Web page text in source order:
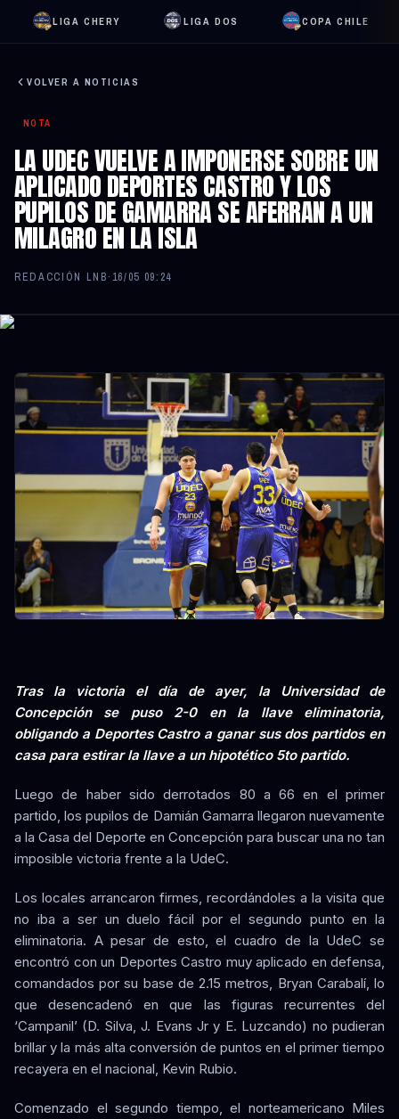
LIGA CHERY LIGA DOS COPA CHILE
VOLVER A NOTICIAS
NOTA
LA UDEC VUELVE A IMPONERSE SOBRE UN
APLICADO DEPORTES CASTRO Y LOS
PUPILOS DE GAMARRA SE AFERRAN A UN
MILAGRO EN LA ISLA
REDACCIÓN LNB· 16/05 09:24
Tras la victoria el día de ayer, la Universidad de
Concepción se puso 2-0 en la llave eliminatoria,
obligando a Deportes Castro a ganar sus dos partidos en
casa para estirar la llave a un hipotético 5to partido.
Luego de haber sido derrotados 80 a 66 en el primer
partido, los pupilos de Damián Gamarra llegaron nuevamente
a la Casa del Deporte en Concepción para buscar una no tan
imposible victoria frente a la UdeC.
Los locales arrancaron firmes, recordándoles a la visita que
no iba a ser un duelo fácil por el segundo punto en la
eliminatoria. A pesar de esto, el cuadro de la UdeC se
encontró con un Deportes Castro muy aplicado en defensa,
comandados por su base de 2.15 metros, Bryan Carabalí, lo
que desencadenó en que las figuras recurrentes del
‘Campanil’ (D. Silva, J. Evans Jr y E. Luzcando) no pudieran
brillar y la más alta conversión de puntos en el primer tiempo
recayera en el nacional, Kevin Rubio.
Comenzado el segundo tiempo, el norteamericano Miles